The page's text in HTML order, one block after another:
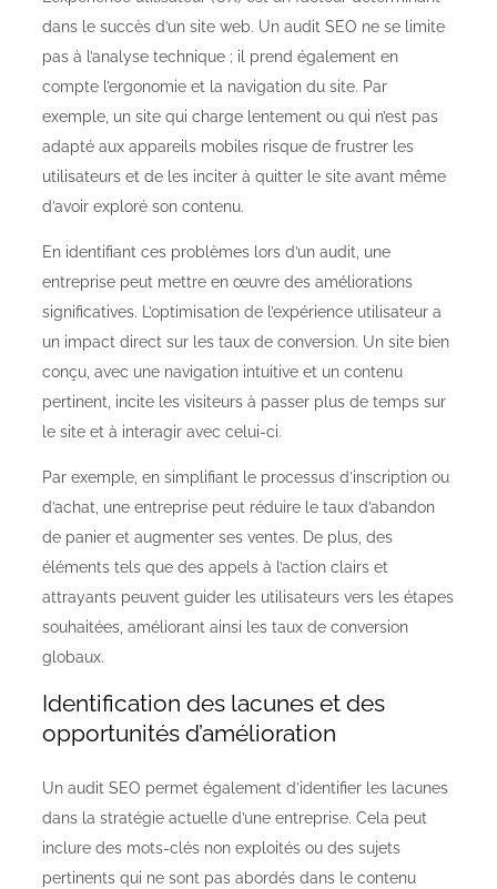
dans le succès d’un site web. Un audit SEO ne se limite
pas à l’analyse technique ; il prend également en
compte l’ergonomie et la navigation du site. Par
exemple, un site qui charge lentement ou qui n’est pas
adapté aux appareils mobiles risque de frustrer les
utilisateurs et de les inciter à quitter le site avant même
d’avoir exploré son contenu.
En identifiant ces problèmes lors d’un audit, une
entreprise peut mettre en œuvre des améliorations
significatives. L’optimisation de l’expérience utilisateur a
un impact direct sur les taux de conversion. Un site bien
conçu, avec une navigation intuitive et un contenu
pertinent, incite les visiteurs à passer plus de temps sur
le site et à interagir avec celui-ci.
Par exemple, en simplifiant le processus d’inscription ou
d’achat, une entreprise peut réduire le taux d’abandon
de panier et augmenter ses ventes. De plus, des
éléments tels que des appels à l’action clairs et
attrayants peuvent guider les utilisateurs vers les étapes
souhaitées, améliorant ainsi les taux de conversion
globaux.
Identification des lacunes et des
opportunités d’amélioration
Un audit SEO permet également d’identifier les lacunes
dans la stratégie actuelle d’une entreprise. Cela peut
inclure des mots-clés non exploités ou des sujets
pertinents qui ne sont pas abordés dans le contenu